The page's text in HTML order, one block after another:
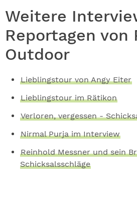
Weitere
Reportagen von
Outdoor
Lieblingstour von Angy Eiter
Lieblingstour im Rätikon
Verloren, vergessen -
Nirmal Purja im Interview
Reinhold Messner und sein
Schicksalsschläge